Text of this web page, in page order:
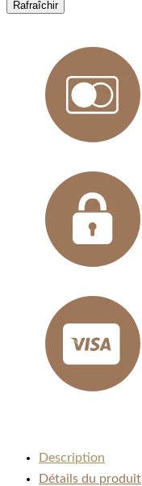
Description
Détails du produit